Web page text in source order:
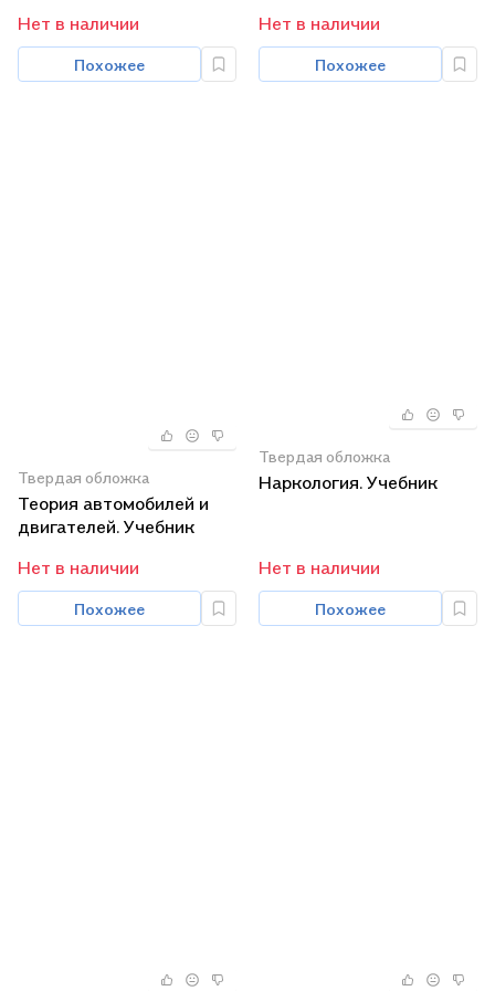
Нет в наличии
Похожее
Нет в наличии
Похожее
Твердая обложка
Теория автомобилей и
двигателей. Учебник
Нет в наличии
Похожее
Твердая обложка
Наркология. Учебник
Нет в наличии
Похожее